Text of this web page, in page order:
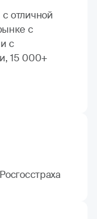
отличной
с
с
15 000+